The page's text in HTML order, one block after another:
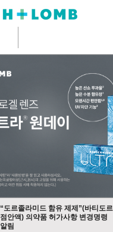
“도르졸라미드 함유 제제”(바티도르
점안액) 의약품 허가사항 변경명령
알림